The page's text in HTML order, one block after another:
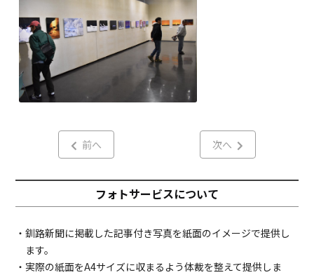
前へ 次へ
フォトサービスについて
・釧路新聞に掲載した記事付き写真を紙面のイメージで提供し
ます。
・実際の紙面をA4サイズに収まるよう体裁を整えて提供しま